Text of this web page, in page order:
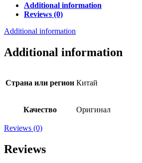
Additional information
Reviews (0)
Additional information
Additional information
Страна или регион Китай
Качество Оригинал
Reviews (0)
Reviews